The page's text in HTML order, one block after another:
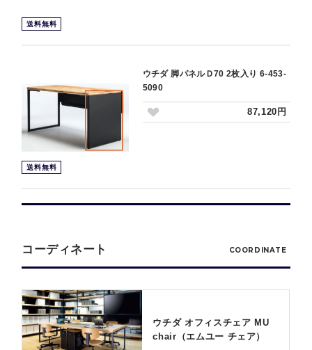
送料無料
送料無料
ウチダ 脚パネルＤ70 2枚入り 6-453-
5090
87,120円
コーディネート COORDINATE
ウチダ オフィスチェア MU
chair（エムユー チェア）